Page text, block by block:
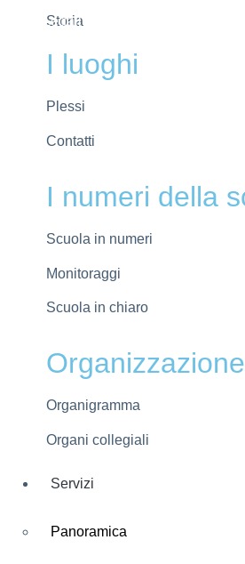
Storia
I luoghi
Plessi
Contatti
I numeri della
Scuola in numeri
Monitoraggi
Scuola in chiaro
Organizzazione
Organigramma
Organi collegiali
Servizi
Panoramica
Note Legali